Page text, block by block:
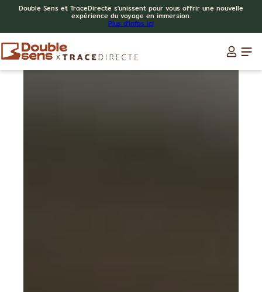
Double Sens et TraceDirecte s'unissent pour vous offrir une nouvelle
expérience du voyage en immersion.
Plus d'infos ici